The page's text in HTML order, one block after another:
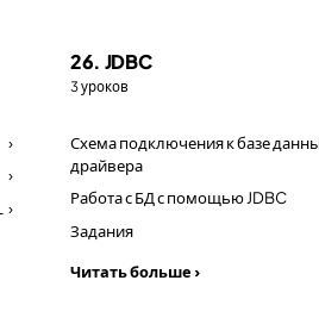
›
›
›
26. JDBC
3 уроков
Схема подключения к базе
драйвера
Работа с БД с помощью JDBC
Задания
Читать больше ›